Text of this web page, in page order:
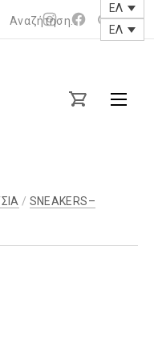
Νέο
παράθυρο
Νέο
παράθυρο
ΕΛ
ΕΛ
/ SNEAKERS–